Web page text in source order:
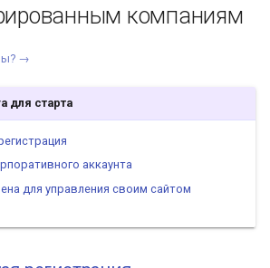
компаниям
→
для старта
аккаунта
для управления своим сайтом